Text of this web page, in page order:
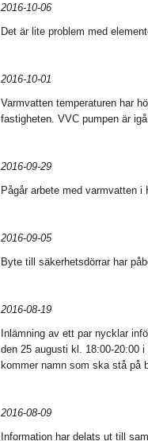
2016-10-06
Det är lite problem med
2016-10-01
Varmvatten temperaturen har
fastigheten. VVC pumpen är
2016-09-29
Pågår arbete med varmvatten i
2016-09-05
Byte till säkerhetsdörrar har
2016-08-19
Inlämning av ett par nycklar
den 25 augusti kl. 18:00-20:00
kommer namn som ska stå på
2016-08-09
Information har delats ut till